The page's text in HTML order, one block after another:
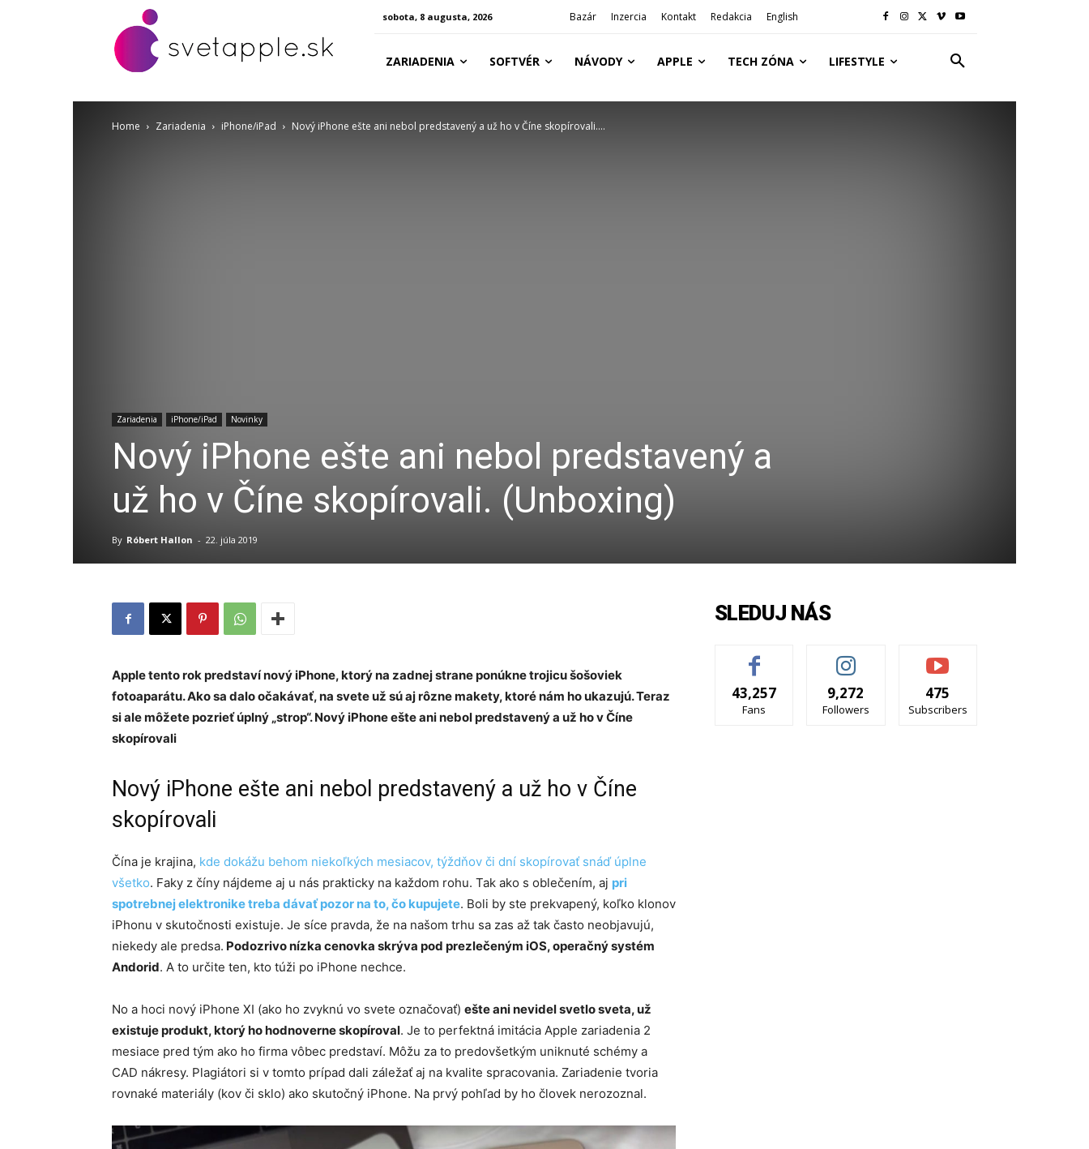
sobota, 8 augusta, 2026 Bazár Inzercia Kontakt Redakcia English
ZARIADENIA SOFTVÉR NÁVODY APPLE TECH ZÓNA LIFESTYLE
Home Zariadenia iPhone/iPad Nový iPhone ešte ani nebol predstavený a už ho v Číne skopírovali....
Zariadenia iPhone/iPad Novinky
Nový iPhone ešte ani nebol predstavený a
už ho v Číne skopírovali. (Unboxing)
By Róbert Hallon - 22. júla 2019
Apple tento rok predstaví nový iPhone, ktorý na zadnej strane ponúkne trojicu šošoviek
fotoaparátu. Ako sa dalo očakávať, na svete už sú aj rôzne makety, ktoré nám ho ukazujú. Teraz
si ale môžete pozrieť úplný „strop“. Nový iPhone ešte ani nebol predstavený a už ho v Číne
skopírovali
Nový iPhone ešte ani nebol predstavený a už ho v Číne
skopírovali
Čína je krajina, kde dokážu behom niekoľkých mesiacov, týždňov či dní skopírovať snáď úplne
všetko. Faky z číny nájdeme aj u nás prakticky na každom rohu. Tak ako s oblečením, aj pri
spotrebnej elektronike treba dávať pozor na to, čo kupujete. Boli by ste prekvapený, koľko klonov
iPhonu v skutočnosti existuje. Je síce pravda, že na našom trhu sa zas až tak často neobjavujú,
niekedy ale predsa. Podozrivo nízka cenovka skrýva pod prezlečeným iOS, operačný systém
Andorid. A to určite ten, kto túži po iPhone nechce.
No a hoci nový iPhone XI (ako ho zvyknú vo svete označovať) ešte ani nevidel svetlo sveta, už
existuje produkt, ktorý ho hodnoverne skopíroval. Je to perfektná imitácia Apple zariadenia 2
mesiace pred tým ako ho firma vôbec predstaví. Môžu za to predovšetkým uniknuté schémy a
CAD nákresy. Plagiátori si v tomto prípad dali záležať aj na kvalite spracovania. Zariadenie tvoria
rovnaké materiály (kov či sklo) ako skutočný iPhone. Na prvý pohľad by ho človek nerozoznal.
SLEDUJ NÁS
43,257
Fans
9,272
Followers
475
Subscribers